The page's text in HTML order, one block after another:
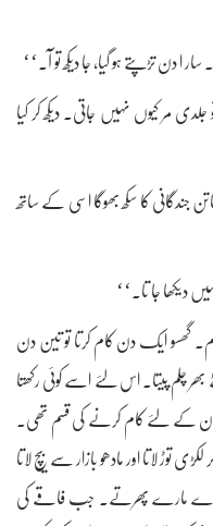
ا دن تڑپتے ہو گیا، جا دیکھ تو آ۔‘‘
مر کیوں نہیں جاتی۔ دیکھ کر کیا
کا سکھ بھوگا اسی کے ساتھ
دیکھا جا تا۔‘‘
گھسو ایک دن کام کرتا تو تین دن
بھر چلم پیتا۔ اس لئے اسے کوئی رکھتا
ان کے لئے کام کرنے کی قسم تھی۔
توڑ لاتا اور مادھو بازار سے بیچ لاتا
ما رے مارے پھرتے۔ جب فاقے کی